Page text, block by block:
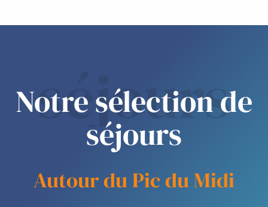
séjours
Notre sélection de
séjours
Autour du Pic du Midi